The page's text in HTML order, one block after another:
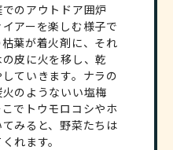
のアウトドア囲炉
アーを楽しむ様子で
葉が着火剤に、それ
皮に火を移し、乾
ていきます。ナラの
のようないい塩梅
でトウモロコシやホ
みると、野菜たちは
れます。